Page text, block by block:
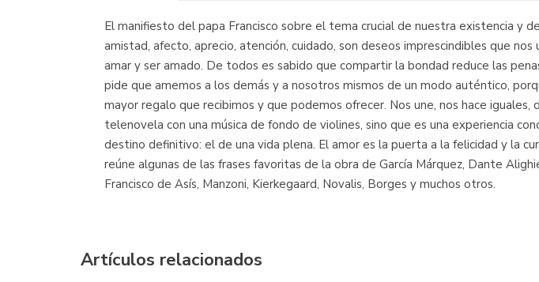
El manifiesto del papa Francisco sobre el tema crucial de nuestra existencia y
amistad, afecto, aprecio, atención, cuidado, son deseos imprescindibles que
amar y ser amado. De todos es sabido que compartir la bondad reduce las
pide que amemos a los demás y a nosotros mismos de un modo auténtico,
mayor regalo que recibimos y que podemos ofrecer. Nos une, nos hace
telenovela con una música de fondo de violines, sino que es una experiencia
destino definitivo: el de una vida plena. El amor es la puerta a la felicidad y la
reúne algunas de las frases favoritas de la obra de García Márquez, Dante
Francisco de Asís, Manzoni, Kierkegaard, Novalis, Borges y muchos otros.
Artículos relacionados